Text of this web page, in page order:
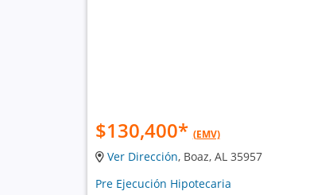
$130,400* (EMV)
Ver Dirección, Boaz, AL 35957
Pre Ejecución Hipotecaria